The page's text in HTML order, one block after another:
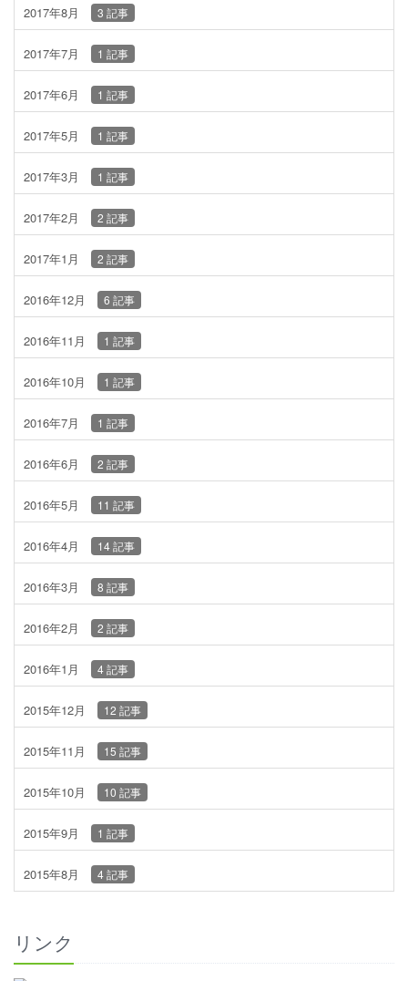
2017年8月 3 記事
2017年7月 1 記事
2017年6月 1 記事
2017年5月 1 記事
2017年3月 1 記事
2017年2月 2 記事
2017年1月 2 記事
2016年12月 6 記事
2016年11月 1 記事
2016年10月 1 記事
2016年7月 1 記事
2016年6月 2 記事
2016年5月 11 記事
2016年4月 14 記事
2016年3月 8 記事
2016年2月 2 記事
2016年1月 4 記事
2015年12月 12 記事
2015年11月 15 記事
2015年10月 10 記事
2015年9月 1 記事
2015年8月 4 記事
リンク